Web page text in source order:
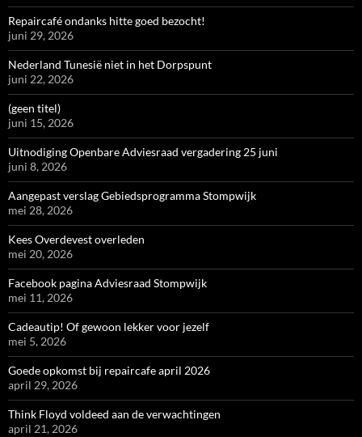
Repaircafé ondanks hitte goed bezocht!
juni 29, 2026
Nederland Tunesië niet in het Dorpspunt
juni 22, 2026
(geen titel)
juni 15, 2026
Uitnodiging Openbare Adviesraad vergadering 25 juni
juni 8, 2026
Aangepast verslag Gebiedsprogramma Stompwijk
mei 28, 2026
Kees Overdevest overleden
mei 20, 2026
Facebook pagina Adviesraad Stompwijk
mei 11, 2026
Cadeautip! Of gewoon lekker voor jezelf
mei 5, 2026
Goede opkomst bij repaircafe april 2026
april 29, 2026
Think Floyd voldeed aan de verwachtingen
april 21, 2026